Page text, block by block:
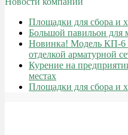
Площадки для сбора и
Большой павильон для
Новинка! Модель КП-6
отделкой арматурной
Курение на
местах
Площадки для сбора и